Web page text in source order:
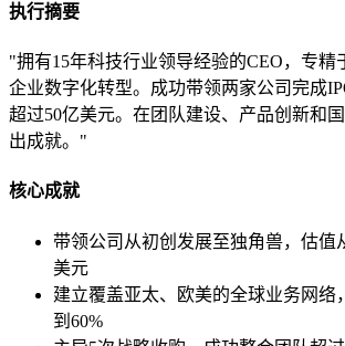
执行摘要
"拥有15年科技行业领导经验的CEO，专精
企业数字化转型。成功带领两家公司完成
超过50亿美元。在团队建设、产品创新和
出成就。"
核心成就
带领公司从初创发展至独角兽，估值
美元
建立覆盖亚太、欧美的全球业务网络
到60%